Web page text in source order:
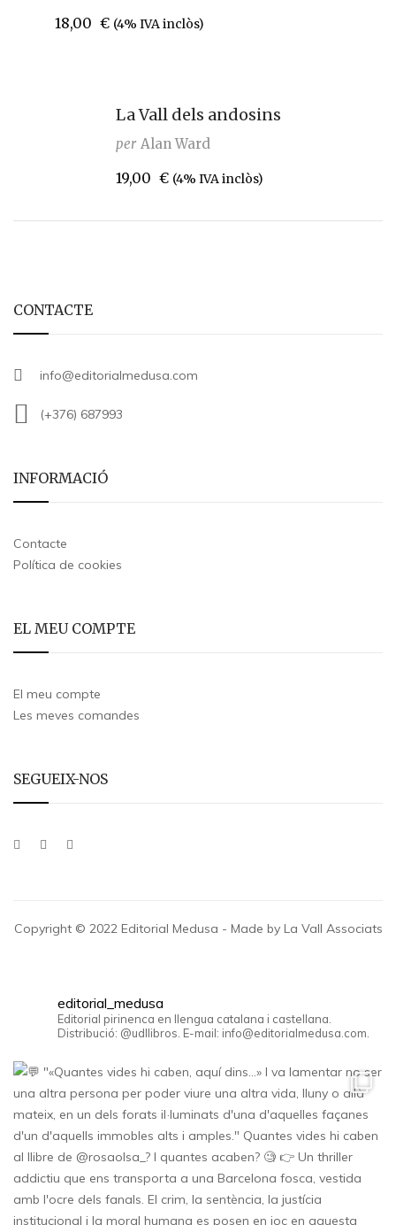
18,00 € (4% IVA inclòs)
La Vall dels andosins
per Alan Ward
19,00 € (4% IVA inclòs)
CONTACTE
info@editorialmedusa.com
(+376) 687993
INFORMACIÓ
Contacte
Política de cookies
EL MEU COMPTE
El meu compte
Les meves comandes
SEGUEIX-NOS
Copyright © 2022 Editorial Medusa - Made by La Vall Associats
editorial_medusa
Editorial pirinenca en llengua catalana i castellana.
Distribució: @udllibros. E-mail: info@editorialmedusa.com.